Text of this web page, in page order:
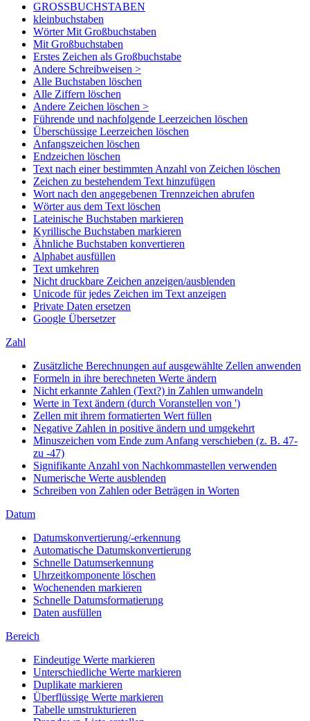
GROSSBUCHSTABEN
kleinbuchstaben
Wörter Mit Großbuchstaben
Mit Großbuchstaben
Erstes Zeichen als Großbuchstabe
Andere Schreibweisen >
Alle Buchstaben löschen
Alle Ziffern löschen
Andere Zeichen löschen >
Führende und nachfolgende Leerzeichen löschen
Überschüssige Leerzeichen löschen
Anfangszeichen löschen
Endzeichen löschen
Text nach einer bestimmten Anzahl von Zeichen löschen
Zeichen zu bestehendem Text hinzufügen
Wort nach den angegebenen Trennzeichen abrufen
Wörter aus dem Text löschen
Lateinische Buchstaben markieren
Kyrillische Buchstaben markieren
Ähnliche Buchstaben konvertieren
Alphabet ausfüllen
Text umkehren
Nicht druckbare Zeichen anzeigen/ausblenden
Unicode für jedes Zeichen im Text anzeigen
Private Daten ersetzen
Google Übersetzer
Zahl
Zusätzliche Berechnungen auf ausgewählte Zellen anwenden
Formeln in ihre berechneten Werte ändern
Nicht erkannte Zahlen (Text?) in Zahlen umwandeln
Werte in Text ändern (durch Voranstellen von ')
Zellen mit ihrem formatierten Wert füllen
Negative Zahlen in positive ändern und umgekehrt
Minuszeichen vom Ende zum Anfang verschieben (z. B. 47-
zu -47)
Signifikante Anzahl von Nachkommastellen verwenden
Numerische Werte ausblenden
Schreiben von Zahlen oder Beträgen in Worten
Datum
Datumskonvertierung/-erkennung
Automatische Datumskonvertierung
Schnelle Datumserkennung
Uhrzeitkomponente löschen
Wochenenden markieren
Schnelle Datumsformatierung
Daten ausfüllen
Bereich
Eindeutige Werte markieren
Unterschiedliche Werte markieren
Duplikate markieren
Überflüssige Werte markieren
Tabelle umstrukturieren